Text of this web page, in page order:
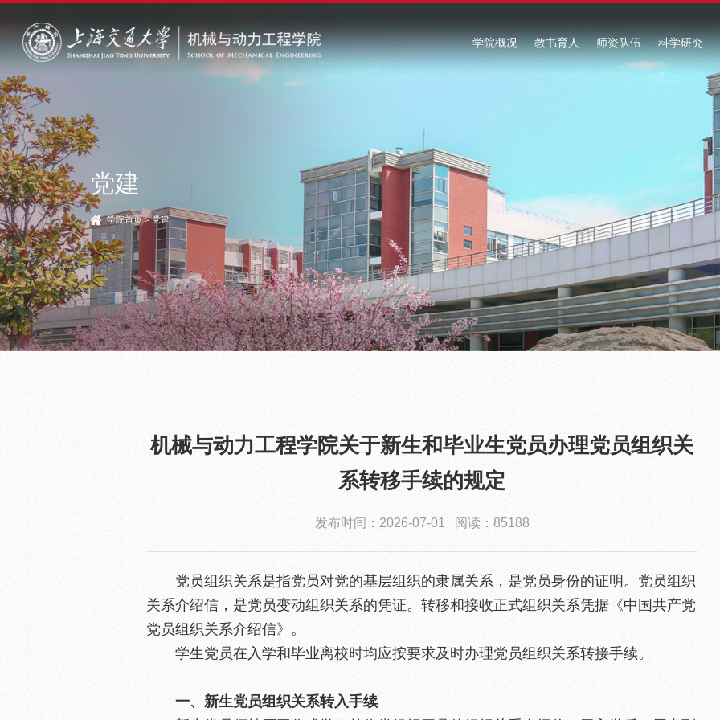
学院概况 教书育人 师资队伍 科学研究
党建
学院首页>党建
机械与动力工程学院关于新生和毕业生党员办理党员组织关
系转移手续的规定
发布时间：2026-07-01 阅读：85188
党员组织关系是指党员对党的基层组织的隶属关系，是党员身份的证明。党员组织
关系介绍信，是党员变动组织关系的凭证。转移和接收正式组织关系凭据《中国共产党
党员组织关系介绍信》。
学生党员在入学和毕业离校时均应按要求及时办理党员组织关系转接手续。
一、新生党员组织关系转入手续